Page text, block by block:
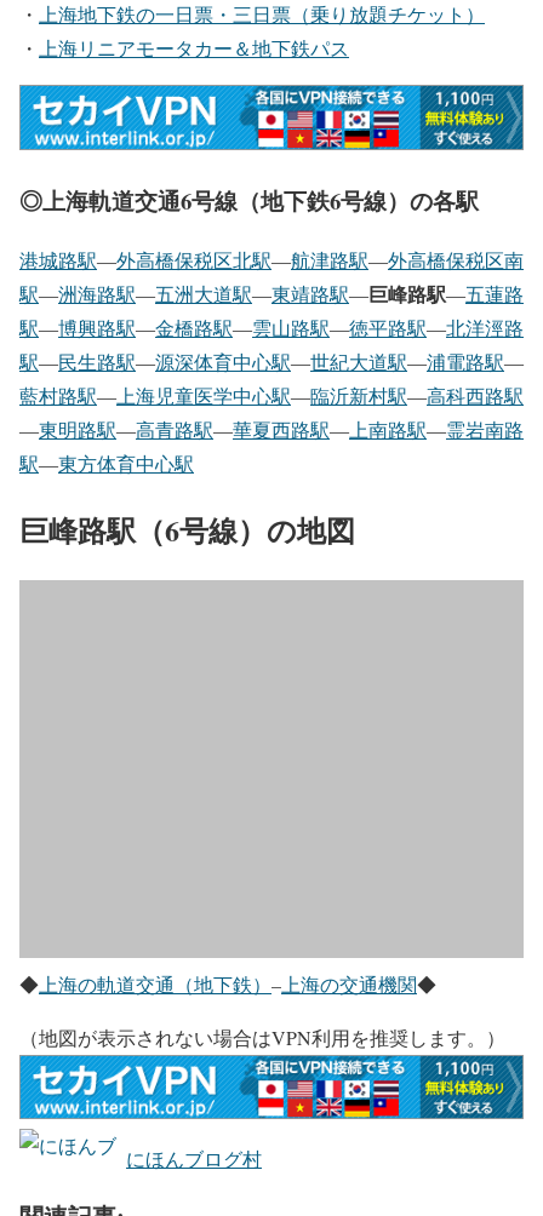
・ 上海地下鉄の一日票・三日票（乗り放題チケット）
・ 上海リニアモータカー＆地下鉄パス
◎上海軌道交通6号線（地下鉄6号線）の各駅
港城路駅―外高橋保税区北駅―航津路駅―外高橋保税区南
駅―洲海路駅―五洲大道駅―東靖路駅―巨峰路駅―五蓮路
駅―博興路駅―金橋路駅―雲山路駅―徳平路駅―北洋涇路
駅―民生路駅―源深体育中心駅―世紀大道駅―浦電路駅―
藍村路駅― 上海児童医学中心駅―臨沂新村駅―高科西路駅
―東明路駅―高青路駅―華夏西路駅― 上南路駅―霊岩南路
駅―東方体育中心駅
巨峰路駅（6号線）の地図
◆ 上海の軌道交通（地下鉄） – 上海の交通機関◆
（地図が表示されない場合はVPN利用を推奨します。）
にほんブログ村